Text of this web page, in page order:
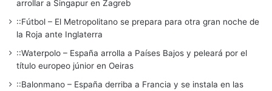
arrollar a Singapur en Zagreb
::Fútbol – El Metropolitano se prepara para otra gran noche de
la Roja ante Inglaterra
::Waterpolo – España arrolla a Países Bajos y peleará por el
título europeo júnior en Oeiras
::Balonmano – España derriba a Francia y se instala en las